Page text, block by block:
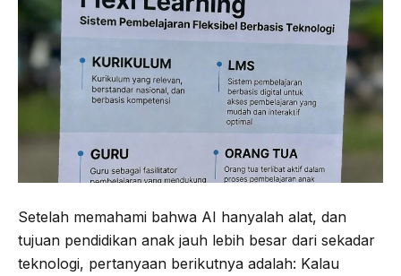
Setelah memahami bahwa AI hanyalah alat, dan
tujuan pendidikan anak jauh lebih besar dari sekadar
teknologi, pertanyaan berikutnya adalah: Kalau